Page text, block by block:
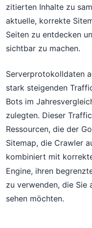
zitierten Inhalte zu
aktuelle, korrekte
Seiten zu entdecken
sichtbar zu machen.
Serverprotokolldaten
stark steigenden
Bots im
zulegten. Dieser
Ressourcen, die der
Sitemap, die Crawler
kombiniert mit
Engine, ihren
zu verwenden, die
sehen möchten.